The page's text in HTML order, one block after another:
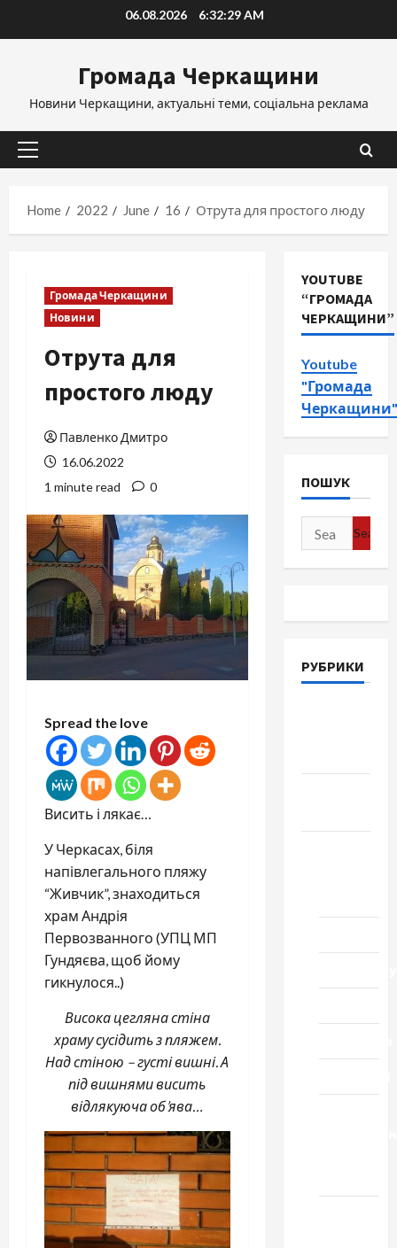
06.08.2026 6:32:30 AM
Громада Черкащини
Новини Черкащини, актуальні теми, соціальна реклама
Primary
Home
2022 June 16 Отрута для простого люду
Громада Черкащини
Новини
Отрута для
простого люду
Павленко Дмитро
16.06.2022
1 minute read
0
Spread the love
Висить і лякає…
У Черкасах, біля
напівлегального пляжу
“Живчик”, знаходиться
храм Андрія
Первозванного (УПЦ МП
Гундяєва, щоб йому
гикнулося..)
Висока цегляна стіна
храму сусідить з пляжем.
Над стіною – густі вишні. А
під вишнями висить
відлякуюча об’ява…
YOUTUBE
“ГРОМАДА
ЧЕРКАЩИНИ”
Youtube
"Громада
Черкащини"
ПОШУК
Search
for:
РУБРИКИ